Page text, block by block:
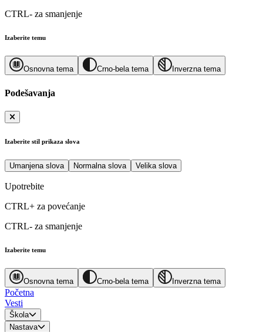
CTRL- za smanjenje
Izaberite temu
Osnovna tema Crno-bela tema Inverzna tema
Podešavanja
Izaberite stil prikaza slova
Umanjena slova Normalna slova Velika slova
Upotrebite
CTRL+ za povećanje
CTRL- za smanjenje
Izaberite temu
Osnovna tema Crno-bela tema Inverzna tema
Početna
Vesti
Škola
Nastava